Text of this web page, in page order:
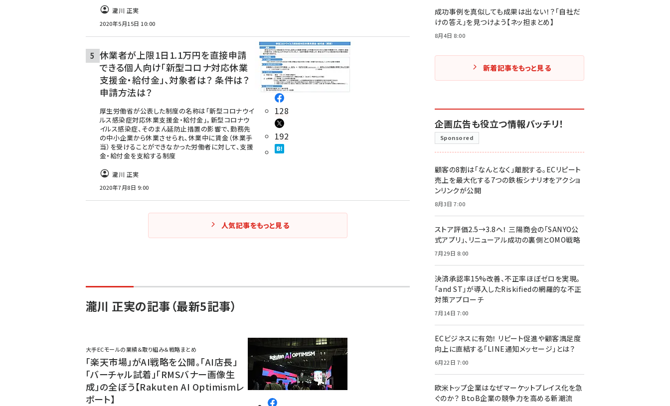
瀧川 正実
2020年5月15日 10:00
休業者が上限1日1.1万円を直接申請
できる個人向け「新型コロナ対応休業
支援金・給付金」、対象者は？ 条件は？
申請方法は？
厚生労働省が公表した制度の名称は「新型コロナウイ
ルス感染症対応休業支援金・給付金」。新型コロナウ
イルス感染症、そのまん延防止措置の影響で、勤務先
の中小企業から休業させられ、休業中に賃金（休業手
当）を受けることができなかった労働者に対して、支援
金・給付金を支給する制度
瀧川 正実
2020年7月8日 9:00
128
192
人気記事をもっと見る
瀧川 正実の記事（最新5記事）
大手ECモールの業績＆取り組み＆戦略まとめ
「楽天市場」がAI戦略を公開。「AI店長」
「バーチャル試着」「RMSバナー画像生
成」の全ぼう【Rakuten AI Optimismレ
ポート】
成功事例を真似しても成果は出ない！？「自社だ
けの答え」を見つけよう【ネッ担まとめ】
8月4日 8:00
新着記事をもっと見る
企画広告も役立つ情報バッチリ！
Sponsored
顧客の8割は「なんとなく」離脱する。ECリピート
売上を最大化する7つの鉄板シナリオをアクショ
ンリンクが公開
8月3日 7:00
ストア評価2.5→3.8へ！ 三陽商会の「SANYO公
式アプリ」、リニューアル成功の裏側とOMO戦略
7月29日 8:00
決済承認率15%改善、不正率ほぼゼロを実現。
「and ST」が導入したRiskifiedの網羅的な不正
対策アプローチ
7月14日 7:00
ECビジネスに有効！ リピート促進や顧客満足度
向上に直結する「LINE通知メッセージ」とは？
6月22日 7:00
欧米トップ企業はなぜマーケットプレイス化を急
ぐのか？ BtoB企業の競争力を高める新潮流